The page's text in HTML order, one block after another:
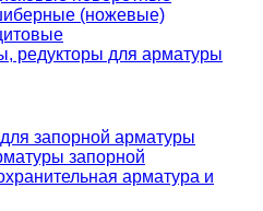
(ножевые)
редукторы для арматуры
запорной арматуры
запорной
арматура и